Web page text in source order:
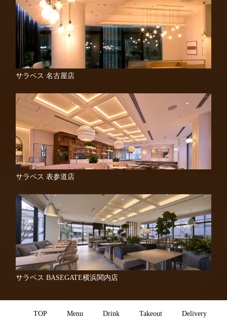
サラベス 名古屋店
サラベス 表参道店
サラベス BASEGATE横浜関内店
TOP Menu Drink Takeout Delivery